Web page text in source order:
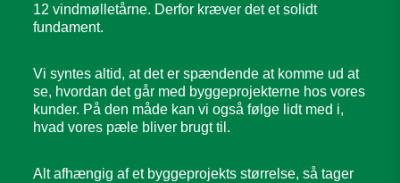
12 vindmølletårne. Derfor kræver det et solidt
fundament.
Vi syntes altid, at det er spændende at komme ud at
se, hvordan det går med byggeprojekterne hos vores
kunder. På den måde kan vi også følge lidt med i,
hvad vores pæle bliver brugt til.
Alt afhængig af et byggeprojekts størrelse, så tager